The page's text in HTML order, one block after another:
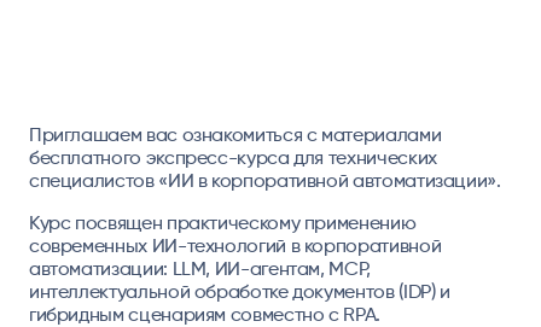
Приглашаем вас ознакомиться с материалами
бесплатного экспресс-курса для технических
специалистов «ИИ в корпоративной автоматизации».
Курс посвящен практическому применению
современных ИИ-технологий в корпоративной
автоматизации: LLM, ИИ-агентам, MCP,
интеллектуальной обработке документов (IDP) и
гибридным сценариям совместно с RPA.